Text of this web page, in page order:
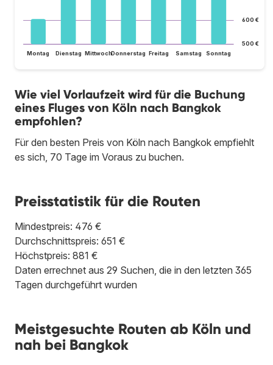
500 €
600 €
Montag Dienstag MittwochDonnerstag Freitag Samstag Sonntag
Wie viel Vorlaufzeit wird für die Buchung
eines Fluges von Köln nach Bangkok
empfohlen?
Für den besten Preis von Köln nach Bangkok empfiehlt
es sich, 70 Tage im Voraus zu buchen.
Preisstatistik für die Routen
Mindestpreis: 476 €
Durchschnittspreis: 651 €
Höchstpreis: 881 €
Daten errechnet aus 29 Suchen, die in den letzten 365
Tagen durchgeführt wurden
Meistgesuchte Routen ab Köln und
nah bei Bangkok